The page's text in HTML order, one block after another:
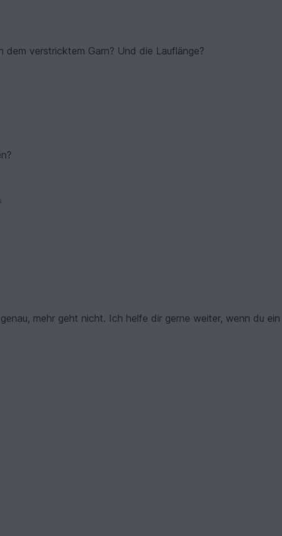
verstricktem Garn? Und die Lauflänge?
mehr geht nicht. Ich helfe dir gerne weiter, wenn du ein